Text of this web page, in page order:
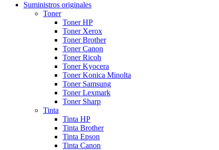
Suministros originales
Toner
Toner HP
Toner Xerox
Toner Brother
Toner Canon
Toner Ricoh
Toner Kyocera
Toner Konica Minolta
Toner Samsung
Toner Lexmark
Toner Sharp
Tinta
Tinta HP
Tinta Brother
Tinta Epson
Tinta Canon